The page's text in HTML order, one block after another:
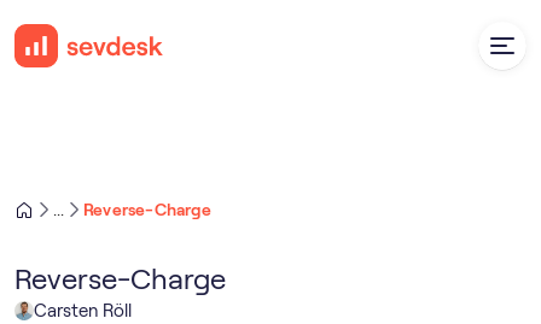
Reverse-Charge
Reverse-Charge
Carsten Röll